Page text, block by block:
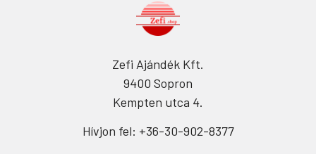
Zefi Ajándék Kft.
9400 Sopron
Kempten utca 4.
Hívjon fel: +36-30-902-8377